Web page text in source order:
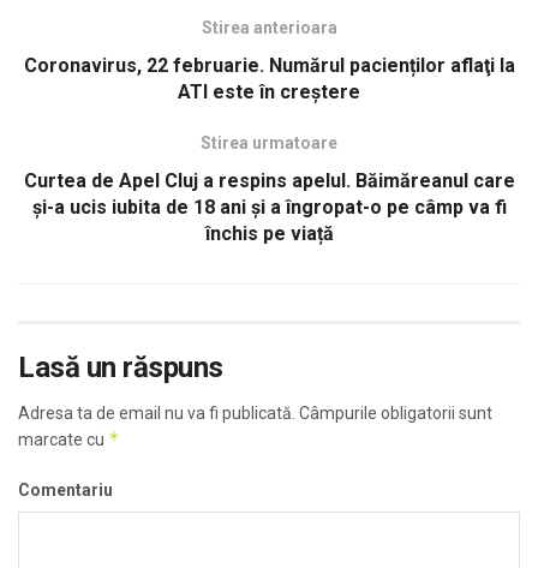
Stirea anterioara
Coronavirus, 22 februarie. Numărul pacienților aflaţi la
ATI este în creştere
Stirea urmatoare
Curtea de Apel Cluj a respins apelul. Băimăreanul care
și-a ucis iubita de 18 ani şi a îngropat-o pe câmp va fi
închis pe viață
Lasă un răspuns
Adresa ta de email nu va fi publicată. Câmpurile obligatorii sunt
marcate cu *
Comentariu